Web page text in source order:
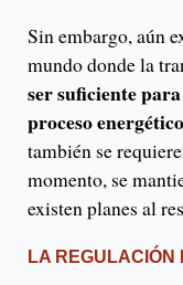
Sin embargo, aún
mundo donde la
ser suficiente
proceso
también se
momento, se
existen planes al
LA REGULACIÓN